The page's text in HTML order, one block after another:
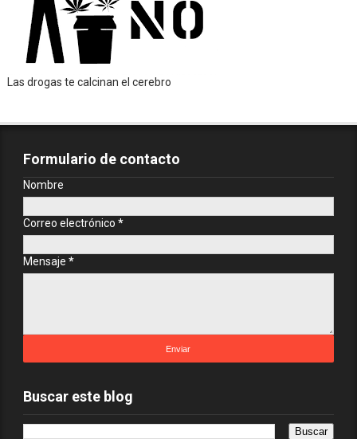
Las drogas te calcinan el cerebro
Formulario de contacto
Nombre
Correo electrónico *
Mensaje *
Buscar este blog